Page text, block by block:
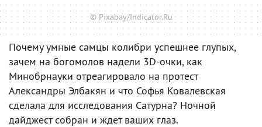
© Pixabay/Indicator.Ru
Почему умные самцы колибри успешнее глупых,
зачем на богомолов надели 3D-очки, как
Минобрнауки отреагировало на протест
Александры Элбакян и что Софья Ковалевская
сделала для исследования Сатурна? Ночной
дайджест собран и ждет ваших глаз.